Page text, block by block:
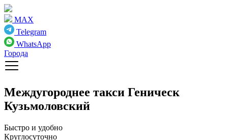
MAX
Telegram
WhatsApp
Города
Междугороднее такси Геническ
Кузьмоловский
Быстро и удобно
Круглосуточно